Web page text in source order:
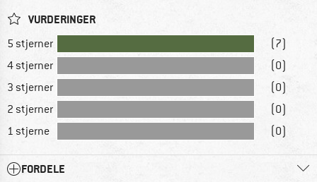
VURDERINGER
5 stjerner
(7)
4 stjerner
(0)
3 stjerner
(0)
2 stjerner
(0)
1 stjerne
(0)
FORDELE